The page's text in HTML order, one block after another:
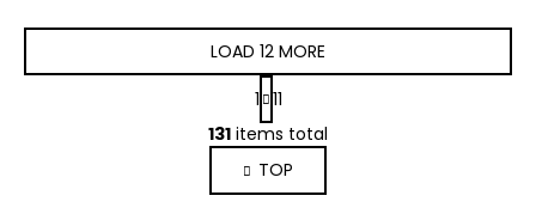
L
i
s
t
LOAD 12 MORE
P
a
g
i
n
a
1 11
131 items total
TOP